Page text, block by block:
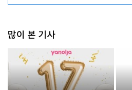
많이 본 기사